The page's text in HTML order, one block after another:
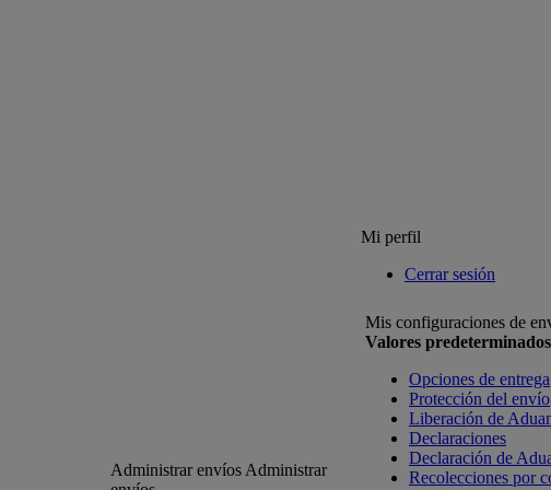
Mi perfil
Cerrar sesión
Administrar envíos Administrar
Mis configuraciones de
Valores
Opciones de entrega
Protección del envío
Liberación de
Declaraciones
Declaración de
Recolecciones por